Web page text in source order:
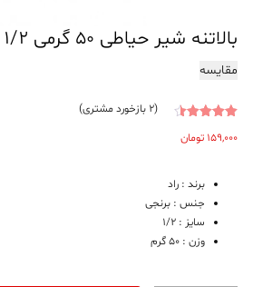
بالاتنه شیر حیاطی ۵۰ گرمی ۱/۲ راد
مقایسه
4.00
از 5
مشتری
(
2 بازخورد مشتری)
159,000 تومان
برند : راد
جنس : برنجی
سایز : 1/2
وزن : 50 گرم